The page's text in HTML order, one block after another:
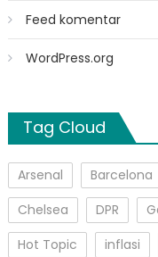
Feed komentar
WordPress.org
Tag Cloud
Arsenal Barcelona
Chelsea
DPR
Hot Topic
inflasi